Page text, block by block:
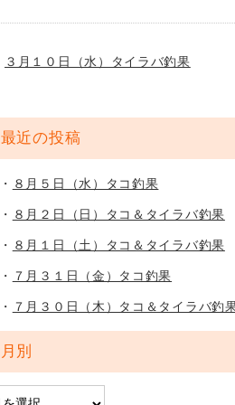
３月１０日（水）タイラバ釣果
最近の投稿
８月５日（水）タコ釣果
８月２日（日）タコ＆タイラバ釣果
８月１日（土）タコ＆タイラバ釣果
７月３１日（金）タコ釣果
７月３０日（木）タコ＆タイラバ釣
月別